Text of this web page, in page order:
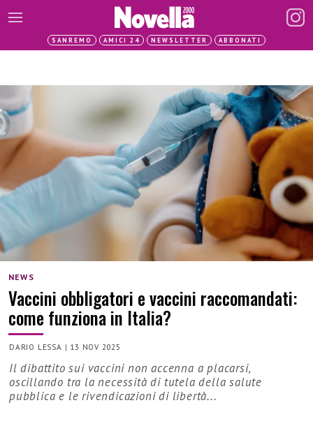
SANREMO AMICI 24 NEWSLETTER ABBONATI
NEWS
Vaccini obbligatori e vaccini raccomandati:
come funziona in Italia?
DARIO LESSA | 13 NOV 2025
Il dibattito sui vaccini non accenna a placarsi,
oscillando tra la necessità di tutela della salute
pubblica e le rivendicazioni di libertà...